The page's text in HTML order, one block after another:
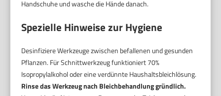
Handschuhe und wasche die Hände danach.
Spezielle Hinweise zur Hygiene
Desinfiziere Werkzeuge zwischen befallenen und gesunden
Pflanzen. Für Schnittwerkzeug funktioniert 70%
Isopropylalkohol oder eine verdünnte Haushaltsbleichlösung.
Rinse das Werkzeug nach Bleichbehandlung gründlich.